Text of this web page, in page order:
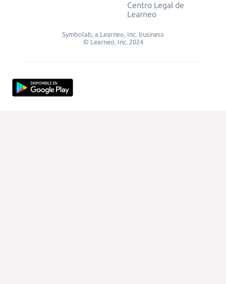
Centro Legal de
Learneo
Symbolab, a Learneo, Inc. business
© Learneo, Inc. 2024